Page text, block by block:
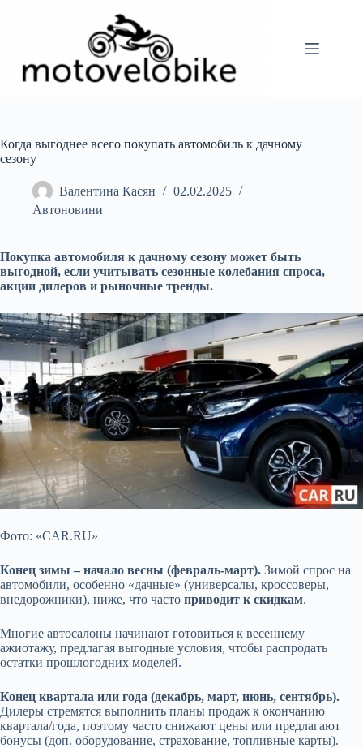
Когда выгоднее всего покупать автомобиль к дачному
сезону
Валентина Касян
02.02.2025
Автоновини
Покупка автомобиля к дачному сезону может быть
выгодной, если учитывать сезонные колебания спроса,
акции дилеров и рыночные тренды.
Фото: «CAR.RU»
Конец зимы – начало весны (февраль-март). Зимой спрос на
автомобили, особенно «дачные» (универсалы, кроссоверы,
внедорожники), ниже, что часто приводит к скидкам.
Многие автосалоны начинают готовиться к весеннему
ажиотажу, предлагая выгодные условия, чтобы распродать
остатки прошлогодних моделей.
Конец квартала или года (декабрь, март, июнь, сентябрь).
Дилеры стремятся выполнить планы продаж к окончанию
квартала/года, поэтому часто снижают цены или предлагают
бонусы (доп. оборудование, страхование, топливные карты).